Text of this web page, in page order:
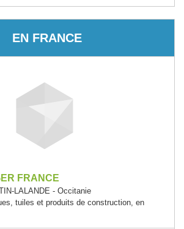
EN FRANCE
FRANCE
LALANDE - Occitanie
tuiles et produits de construction, en